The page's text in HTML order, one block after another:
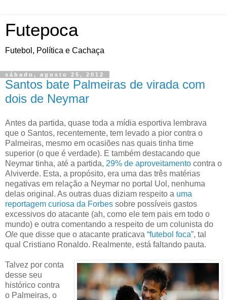
Futepoca
Futebol, Política e Cachaça
sábado, agosto 25, 2012
Santos bate Palmeiras de virada com
dois de Neymar
Antes da partida, quase toda a mídia esportiva lembrava
que o Santos, recentemente, tem levado a pior contra o
Palmeiras, mesmo em ocasiões nas quais tinha time
superior (o que é verdade). E também destacando que
Neymar tinha, até a partida, 29% de aproveitamento contra o
Alviverde. Esta, a propósito, era uma das três matérias
negativas em relação a Neymar no portal Uol, nenhuma
delas original. As outras duas diziam respeito a uma
reportagem curiosa da Forbes sobre possíveis gastos
excessivos do atacante (ah, como ele tem pais em todo o
mundo) e outra comentando a respeito de um colunista do
Ole que disse que o atacante praticava “futebol foca”, tal
qual Cristiano Ronaldo. Realmente, está faltando pauta.
Talvez por conta
desse seu
histórico contra
o Palmeiras, o